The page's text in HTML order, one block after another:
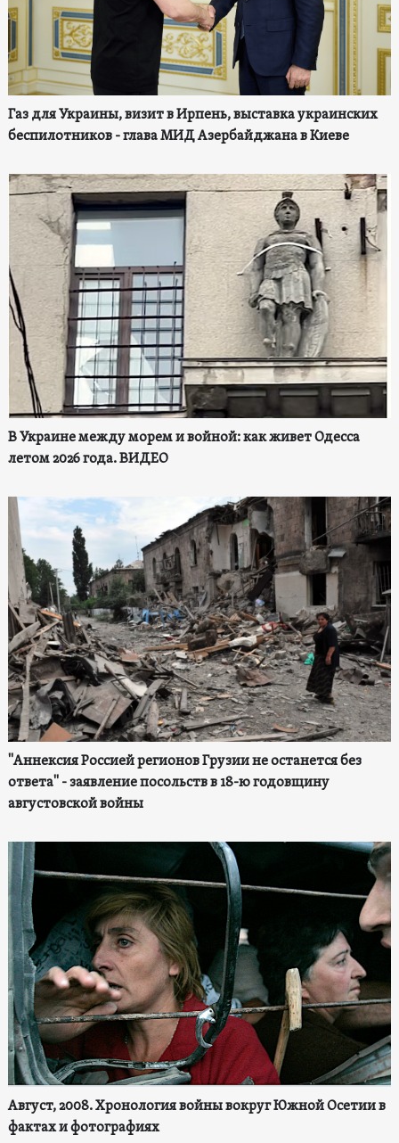
Газ для Украины, визит в Ирпень, выставка украинских
беспилотников - глава МИД Азербайджана в Киеве
В Украине между морем и войной: как живет Одесса
летом 2026 года. ВИДЕО
"Аннексия Россией регионов Грузии не останется без
ответа" - заявление посольств в 18-ю годовщину
августовской войны
Август, 2008. Хронология войны вокруг Южной Осетии в
фактах и фотографиях